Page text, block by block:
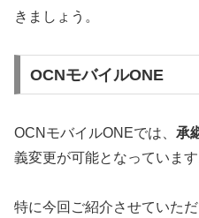
きましょう。
OCNモバイルONE
OCNモバイルONEでは、 承
義変更が可能となっています
特に今回ご紹介させていた